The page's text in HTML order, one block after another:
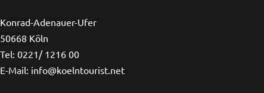
Konrad-Adenauer-Ufer
50668 Köln
Tel: 0221/ 1216 00
E-Mail: info@koelntourist.net